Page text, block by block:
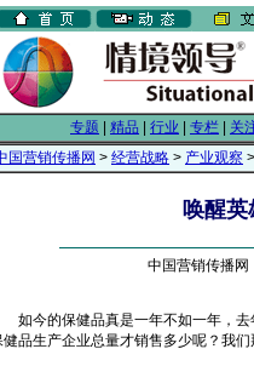
专题 精品 行业 专栏 关
国营销传播网 > 经营战略 > 产业观察
唤醒英
中国营销传播
今的保健品真是一年不如一年，去
健品生产企业总量才销售多少呢？我